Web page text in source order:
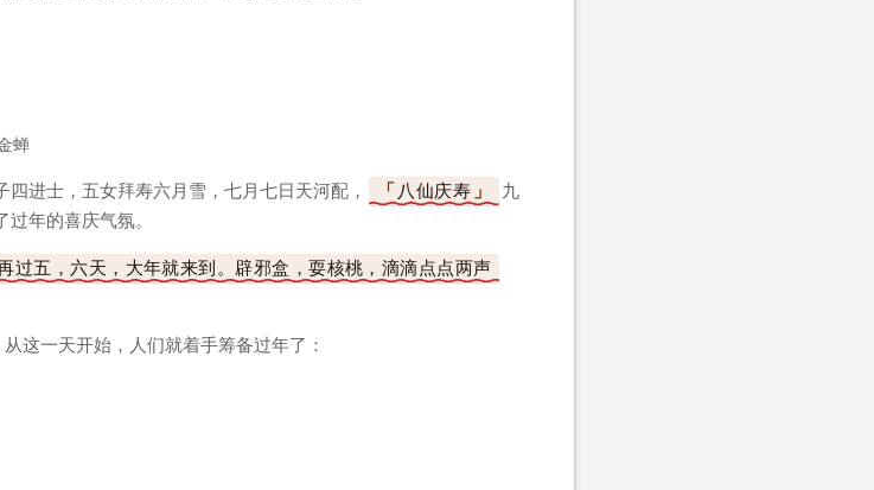
蝉
进士，五女拜寿六月雪，七月七日天河配， 八仙庆寿
九
年的喜庆气氛。
过五，六天，大年就来到。辟邪盒，耍核桃，滴滴点点两声
这一天开始，人们就着手筹备过年了：